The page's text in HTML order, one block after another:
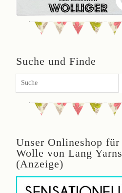
Suche und Finde
Unser Onlineshop für
Wolle von Lang Yarns
(Anzeige)